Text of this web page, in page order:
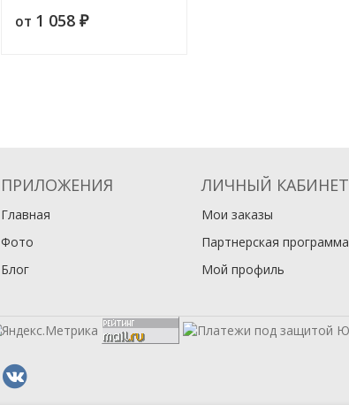
Главы 2, 3, 4, 5
от 1 058 ₽
ПРИЛОЖЕНИЯ
Главная
Фото
Блог
ЛИЧНЫЙ КАБИНЕТ
Мои заказы
Партнерская программа
Мой профиль